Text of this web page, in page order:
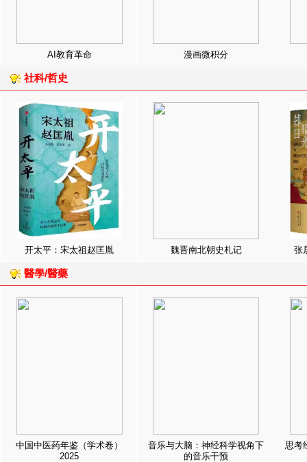
AI教育革命 漫画微积分
社科/哲史
开太平：宋太祖赵匡胤 魏晋南北朝史札记 张
醫學/醫藥
中国中医药年鉴（学术卷）
2025
音乐与大脑：神经科学视角下
的音乐干预
思考